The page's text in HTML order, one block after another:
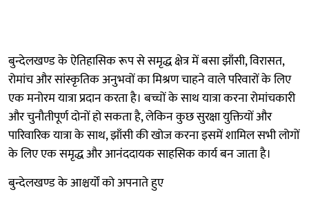
बुन्देलखण्ड के ऐतिहासिक रूप से समृद्ध क्षेत्र में बसा झाँसी, विरासत,
रोमांच और सांस्कृतिक अनुभवों का मिश्रण चाहने वाले परिवारों के लिए
एक मनोरम यात्रा प्रदान करता है। बच्चों के साथ यात्रा करना रोमांचकारी
और चुनौतीपूर्ण दोनों हो सकता है, लेकिन कुछ सुरक्षा युक्तियों और
पारिवारिक यात्रा के साथ, झाँसी की खोज करना इसमें शामिल सभी लोगों
के लिए एक समृद्ध और आनंददायक साहसिक कार्य बन जाता है।
बुन्देलखण्ड के आश्चर्यों को अपनाते हुए